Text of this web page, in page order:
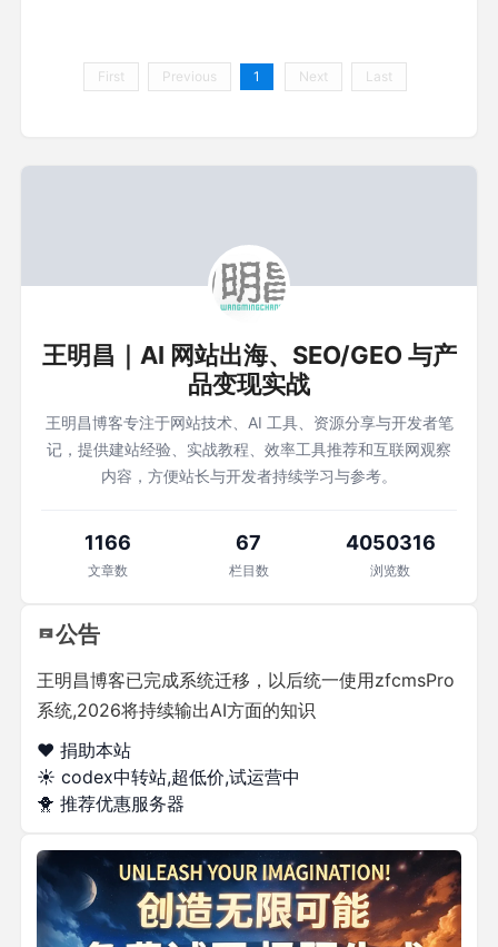
First Previous 1 Next Last
王明昌｜AI 网站出海、SEO/GEO 与产
品变现实战
王明昌博客专注于网站技术、AI 工具、资源分享与开发者笔
记，提供建站经验、实战教程、效率工具推荐和互联网观察
内容，方便站长与开发者持续学习与参考。
1166
文章数
67
栏目数
4050316
浏览数
公告
王明昌博客已完成系统迁移，以后统一使用zfcmsPro
系统,2026将持续输出AI方面的知识
❤️ 捐助本站
☀️ codex中转站,超低价,试运营中
🐥 推荐优惠服务器